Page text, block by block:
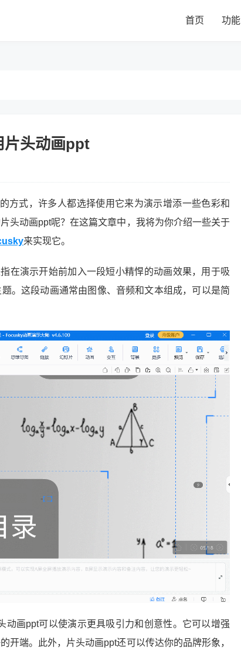
首页 功能
片头动画ppt
方式，许多人都选择使用它来为演示增添一些色彩和
头动画ppt呢？在这篇文章中，我将为你介绍一些关于
来实现它。
在演示开始前加入一段短小精悍的动画效果，用于吸
。这段动画通常由图像、音频和文本组成，可以是简
动画ppt可以使演示更具吸引力和创意性。它可以增强
开端。此外，片头动画ppt还可以传达你的品牌形象，